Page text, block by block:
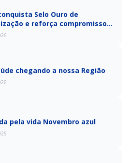
Selo Ouro de
e reforça compromisso
de qualidade
chegando a nossa Região
pela vida Novembro azul